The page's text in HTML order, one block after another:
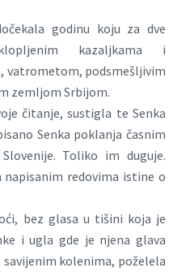
godinu koju za dve
kazaljkama i
vatrometom, podsmešljivim
zemljom Srbijom.
čitanje, sustigla te Senka
Senka poklanja časnim
Toliko im duguje.
redovima istine o
bez glasa u tišini koja je
i ugla gde je njena glava
kolenima, poželela